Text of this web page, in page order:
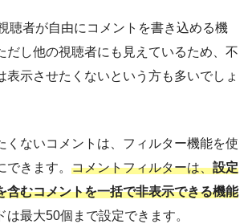
聴者が自由にコメントを書き込める機
だし他の視聴者にも見えているため、不
表示させたくないという方も多いでしょ
くないコメントは、フィルター機能を使
できます。 コメントフィルターは、設定
含むコメントを一括で非表示できる機能
は最大50個まで設定できます。